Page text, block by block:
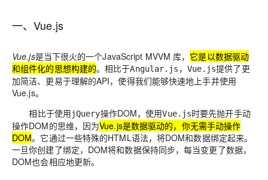
一、Vue.js
Vue.js是当下很火的一个JavaScript MVVM 库， 它是以数据驱动
和组件化的思想构建的。相比于Angular.js ， Vue.js提供了更
加简洁、更易于理解的API，使得我们能够快速地上手并使用
Vue.js。
相比于使用jQuery操作DOM，使用Vue.js时要先抛开手动
操作DOM的思维，因为Vue.js是数据驱动的，你无需手动操作
DOM。它通过一些特殊的HTML语法，将DOM和数据绑定起来。
一旦你创建了绑定，DOM将和数据保持同步，每当变更了数据，
DOM也会相应地更新。